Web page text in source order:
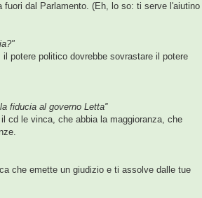
dal Parlamento. (Eh, lo so: ti serve l'aiutino
potere politico dovrebbe sovrastare il potere
fiducia al governo Letta''
cd le vinca, che abbia la maggioranza, che
che emette un giudizio e ti assolve dalle tue